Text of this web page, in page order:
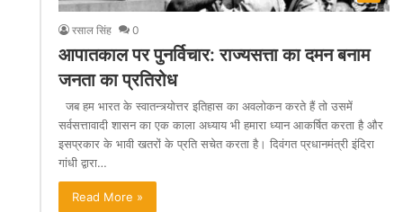
रसाल सिंह 0
आपातकाल पर पुनर्विचार: राज्यसत्ता का दमन बनाम
जनता का प्रतिरोध
जब हम भारत के स्वातन्त्र्योत्तर इतिहास का अवलोकन करते हैं तो उसमें
सर्वसत्तावादी शासन का एक काला अध्याय भी हमारा ध्यान आकर्षित करता है और
इसप्रकार के भावी खतरों के प्रति सचेत करता है। दिवंगत प्रधानमंत्री इंदिरा
गांधी द्वारा…
Read More »